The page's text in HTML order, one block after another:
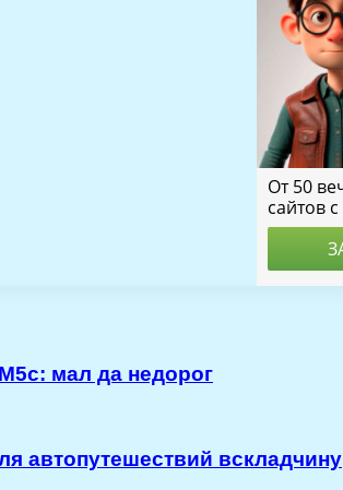
мал да недорог
автопутешествий вскладчину